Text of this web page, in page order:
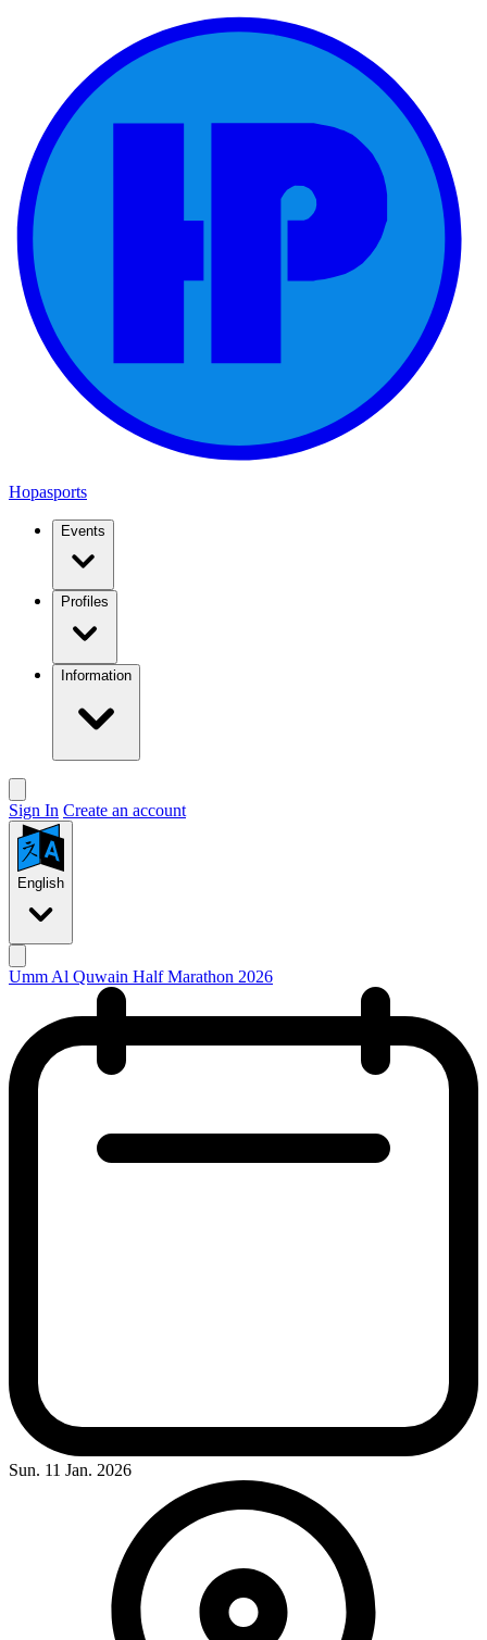
Hopasports
Events
Profiles
Information
Sign In Create an account
English
Umm Al Quwain Half Marathon 2026
Sun. 11 Jan. 2026